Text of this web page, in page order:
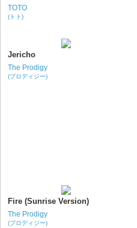
TOTO
(トト)
Jericho
The Prodigy
(プロディジー)
Fire (Sunrise Version)
The Prodigy
(プロディジー)